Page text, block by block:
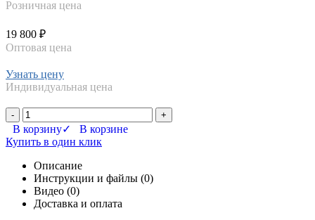
Розничная цена
19 800 ₽
Оптовая цена
Узнать цену
Индивидуальная цена
- +
В корзину✓ В корзине
Купить в один клик
Описание
Инструкции и файлы (0)
Видео (0)
Доставка и оплата